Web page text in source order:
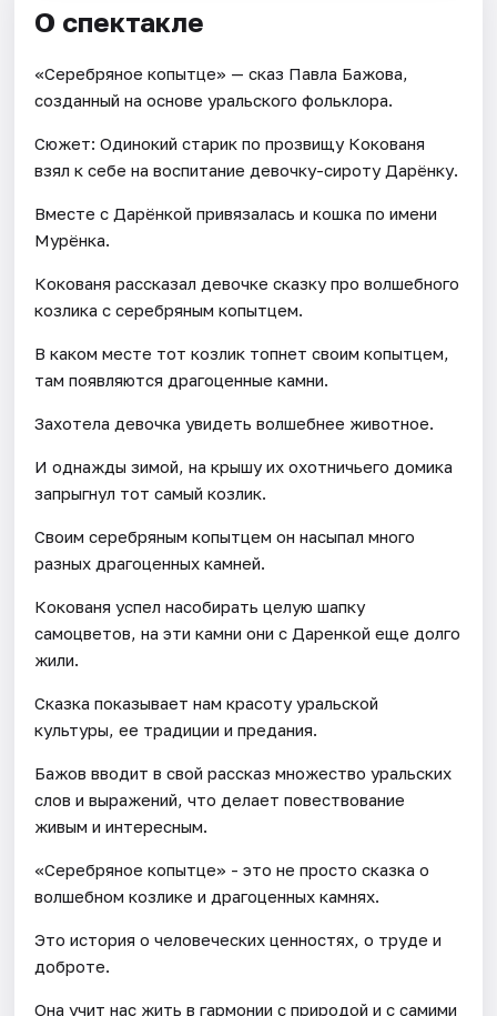
О спектакле
«Серебряное копытце» — сказ Павла Бажова,
созданный на основе уральского фольклора.
Сюжет: Одинокий старик по прозвищу Кокованя
взял к себе на воспитание девочку-сироту Дарёнку.
Вместе с Дарёнкой привязалась и кошка по имени
Мурëнка.
Кокованя рассказал девочке сказку про волшебного
козлика с серебряным копытцем.
В каком месте тот козлик топнет своим копытцем,
там появляются драгоценные камни.
Захотела девочка увидеть волшебнее животное.
И однажды зимой, на крышу их охотничьего домика
запрыгнул тот самый козлик.
Своим серебряным копытцем он насыпал много
разных драгоценных камней.
Кокованя успел насобирать целую шапку
самоцветов, на эти камни они с Даренкой еще долго
жили.
Сказка показывает нам красоту уральской
культуры, ее традиции и предания.
Бажов вводит в свой рассказ множество уральских
слов и выражений, что делает повествование
живым и интересным.
«Серебряное копытце» - это не просто сказка о
волшебном козлике и драгоценных камнях.
Это история о человеческих ценностях, о труде и
доброте.
Она учит нас жить в гармонии с природой и с самими